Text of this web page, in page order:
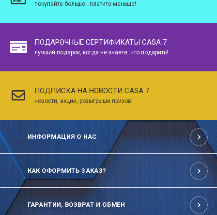
покупайте больше - платите меньше!
ПОДАРОЧНЫЕ СЕРТИФИКАТЫ CASA 7
лучший подарок, когда не знаете, что подарить!
ПОДПИСКА НА НОВОСТИ CASA 7
новости, акции, розыгрыши призов!
ИНФОРМАЦИЯ О НАС
КАК ОФОРМИТЬ ЗАКАЗ?
ГАРАНТИИ, ВОЗВРАТ И ОБМЕН